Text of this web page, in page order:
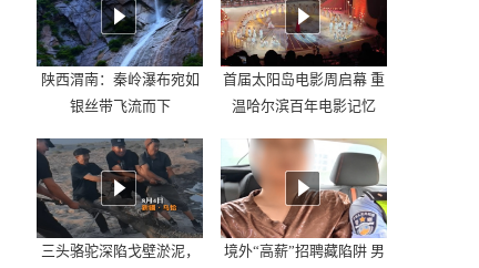
陕西渭南：秦岭瀑布宛如
银丝带飞流而下
首届太阳岛电影周启幕 重
温哈尔滨百年电影记忆
三头骆驼深陷戈壁淤泥，
境外“高薪”招聘藏陷阱 男